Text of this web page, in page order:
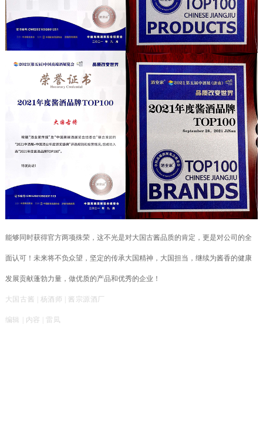
能够同时获得官方两项殊荣，这不光是对大国古酱品质的肯定，更是对公司的全
面认可！未来将不负众望，坚定的传承大国精神，大国担当，继续为酱香的健康
发展贡献蓬勃力量，做优质的产品和优秀的企业！
大国古酱 | 杨酒师 | 酱宗源 酒厂
编辑 | 内容 | 雷凨